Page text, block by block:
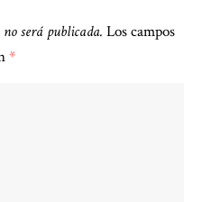
será publicada. Los campos
*